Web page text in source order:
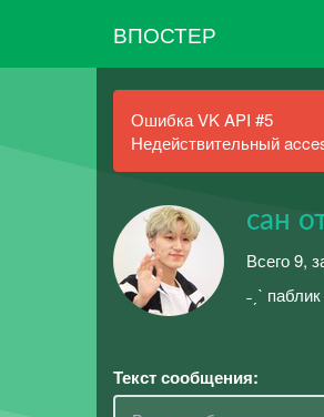
ВПОСТЕР
Ошибка VK API #5
Недействительный
сан
Всего 9,
˗ˏˋ
Текст сообщения: